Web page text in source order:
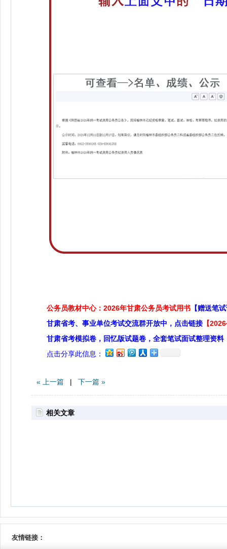
公务员教材中心：2026年甘肃公务员考试用书 【赠送笔
甘肃省考、事业单位考试交流群开放中，点击链接 【
甘肃省考模拟卷，回忆版试题卷，全套笔试面试整理资料
点击分享此信息：
« 上一篇 | 下一篇 »
相关文章
友情链接：